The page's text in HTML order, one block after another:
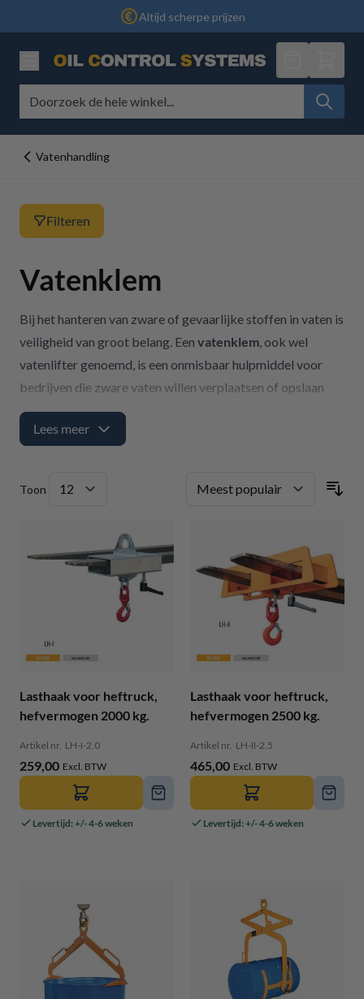
Altijd scherpe prijzen
Vatenhandling
Filteren
Vatenklem
Bij het hanteren van zware of gevaarlijke stoffen in vaten is
veiligheid van groot belang. Een vatenklem, ook wel
vatenlifter genoemd, is een onmisbaar hulpmiddel voor
bedrijven die zware vaten willen verplaatsen of opslaan
zonder risico's. Bij OilControlSystems vindt u een breed
assortiment vatenklemmen, geschikt voor verschillende
Lees meer
Toon
Lasthaak voor heftruck,
hefvermogen 2000 kg.
Artikel nr. LH-I-2.0
259,00
Levertijd: +/- 4-6 weken
Lasthaak voor heftruck,
hefvermogen 2500 kg.
Artikel nr. LH-II-2.5
465,00
Levertijd: +/- 4-6 weken